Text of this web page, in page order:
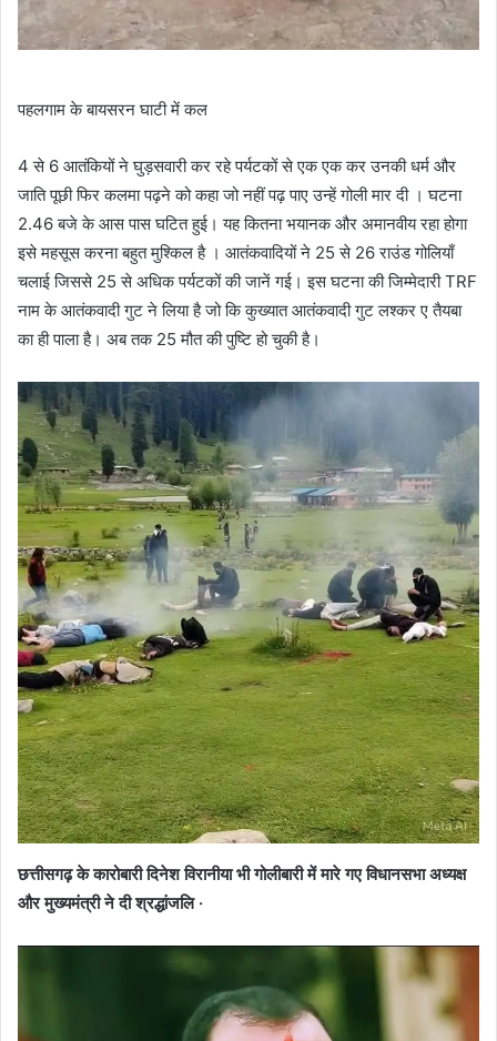
पहलगाम के बायसरन घाटी में कल
4 से 6 आतंकियों ने घुड़सवारी कर रहे पर्यटकों से एक एक कर उनकी धर्म और
जाति पूछी फिर कलमा पढ़ने को कहा जो नहीं पढ़ पाए उन्हें गोली मार दी । घटना
2.46 बजे के आस पास घटित हुई। यह कितना भयानक और अमानवीय रहा होगा
इसे महसूस करना बहुत मुश्किल है । आतंकवादियों ने 25 से 26 राउंड गोलियाँ
चलाई जिससे 25 से अधिक पर्यटकों की जानें गई। इस घटना की जिम्मेदारी TRF
नाम के आतंकवादी गुट ने लिया है जो कि कुख्यात आतंकवादी गुट लश्कर ए तैयबा
का ही पाला है। अब तक 25 मौत की पुष्टि हो चुकी है।
छत्तीसगढ़ के कारोबारी दिनेश विरानीया भी गोलीबारी में मारे गए विधानसभा अध्यक्ष
और मुख्यमंत्री ने दी श्रद्धांजलि ·